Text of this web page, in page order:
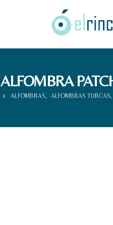
ALFOMBRA
ALFOMBRAS, ALFOMBRAS TURCAS,